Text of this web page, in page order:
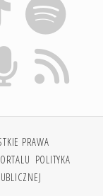
PRAWA
POLITYKA